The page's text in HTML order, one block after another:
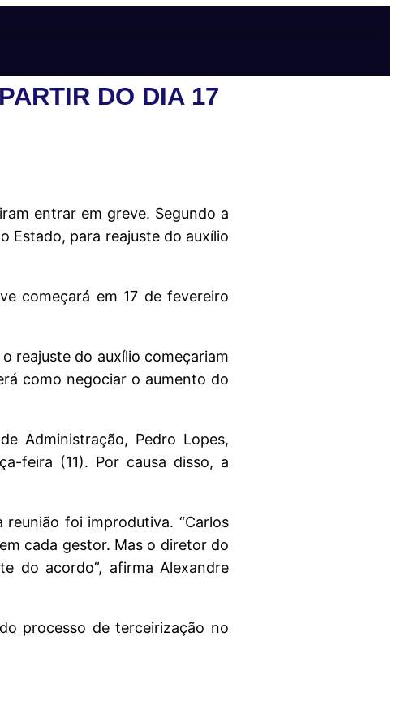
DO DIA 17
entrar em greve. Segundo a
Estado, para reajuste do auxílio
começará em 17 de fevereiro
reajuste do auxílio começariam
como negociar o aumento do
Administração, Pedro Lopes,
feira (11). Por causa disso, a
foi improdutiva. “Carlos
cada gestor. Mas o diretor do
do acordo”, afirma Alexandre
processo de terceirização no